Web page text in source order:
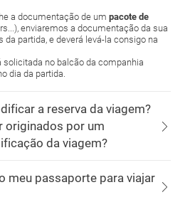
a documentação de um pacote de
enviaremos a documentação da sua
da partida, e deverá levá-la consigo na
no balcão da companhia
dia da partida.
a reserva da viagem?
originados por um
da viagem?
meu passaporte para viajar